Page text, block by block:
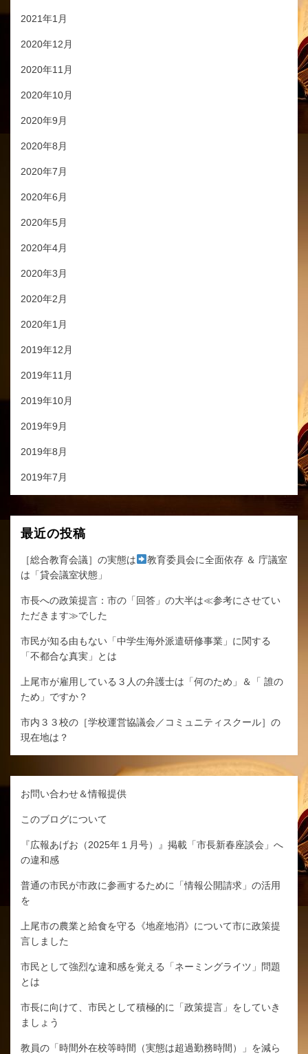
2021年1月
2020年12月
2020年11月
2020年10月
2020年9月
2020年8月
2020年7月
2020年6月
2020年5月
2020年4月
2020年3月
2020年2月
2020年1月
2019年12月
2019年11月
2019年10月
2019年9月
2019年8月
2019年7月
最近の投稿
［総合教育会議］の実態は
教育委員会に全面依存 ＆ 庁議室
は「貸会議室状態」
市長への政策提言：市の「回答」の大半は≪参考にさせてい
ただきます≫でした
市民が知る由もない「中学生海外派遣研修事業」に関する
「不都合な真実」とは
上尾市が雇用している３人の弁護士は「何のため」＆「 誰の
ため」ですか？
市内３３校の［学校運営協議会／コミュニティスクール］の
現在地は？
お問い合わせ＆情報提供
このブログについて
『広報あげお（2025年１月号）』掲載「市長新春座談会」へ
の違和感
普通の市民が市政に参画するために「情報公開請求」の活用
を
上尾市の農業と給食を守る《地産地消》について市に政策提
言しました
市民として強烈な違和感を覚える「ネーミングライツ」問題
とは
市長に向けて、市民として積極的に「政策提言」をしていき
ましょう
教員の「時間外在校等時間（実態は超過勤務時間）」を減ら